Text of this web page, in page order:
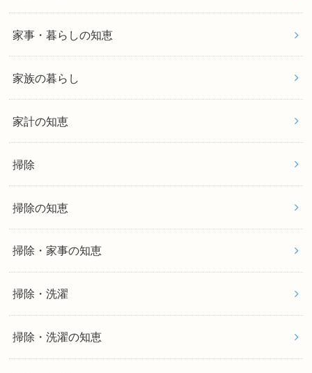
家事・暮らしの知恵
家族の暮らし
家計の知恵
掃除
掃除の知恵
掃除・家事の知恵
掃除・洗濯
掃除・洗濯の知恵